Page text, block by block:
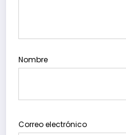
Nombre
Correo electrónico